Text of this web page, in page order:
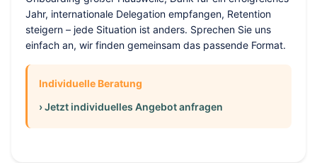
Jahr, internationale Delegation empfangen, Retention
steigern – jede Situation ist anders. Sprechen Sie uns
einfach an, wir finden gemeinsam das passende Format.
Individuelle Beratung
› Jetzt individuelles Angebot anfragen